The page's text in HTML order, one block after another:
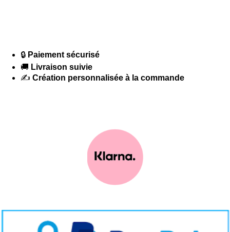
🔒 Paiement sécurisé
🚚 Livraison suivie
✍️ Création personnalisée à la commande